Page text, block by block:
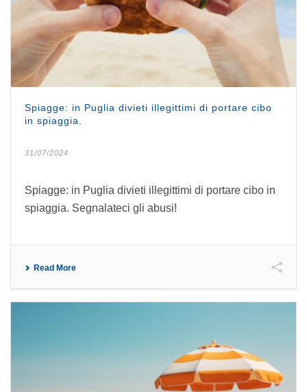
Spiagge: in Puglia divieti illegittimi di portare cibo
in spiaggia.
31/07/2024
Spiagge: in Puglia divieti illegittimi di portare cibo in
spiaggia. Segnalateci gli abusi!
Read More